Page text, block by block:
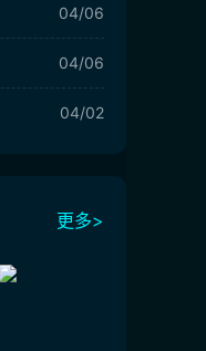
04/06
04/06
04/02
更多>